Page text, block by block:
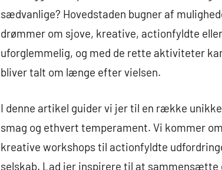
sædvanlige? Hovedstaden bugner af
drømmer om sjove, kreative, actionfyldte
uforglemmelig, og med de rette aktiviteter
bliver talt om længe efter vielsen.
I denne artikel guider vi jer til en række
smag og ethvert temperament. Vi kommer
kreative workshops til actionfyldte
selskab. Lad jer inspirere til at